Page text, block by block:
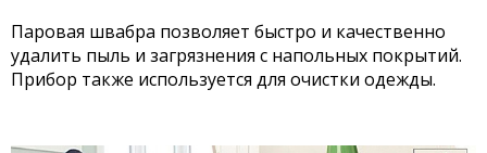
Паровая швабра позволяет быстро и качественно
удалить пыль и загрязнения с напольных покрытий.
Прибор также используется для очистки одежды.